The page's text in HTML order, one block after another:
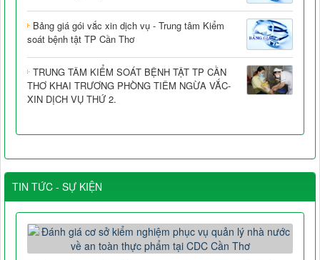
Bảng giá gói vắc xin dịch vụ - Trung tâm Kiểm
soát bệnh tật TP Cần Thơ
TRUNG TÂM KIỂM SOÁT BỆNH TẬT TP CẦN
THƠ KHAI TRƯƠNG PHÒNG TIÊM NGỪA VẮC-
XIN DỊCH VỤ THỨ 2.
TIN TỨC - SỰ KIỆN